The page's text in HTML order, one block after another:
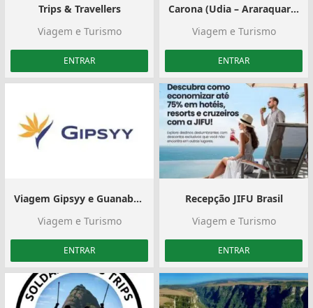
Trips & Travellers
Viagem e Turismo
ENTRAR
Carona (Udia – Araraquara)
Viagem e Turismo
ENTRAR
Viagem Gipsyy e Guanabara
Viagem e Turismo
ENTRAR
Recepção JIFU Brasil
Viagem e Turismo
ENTRAR